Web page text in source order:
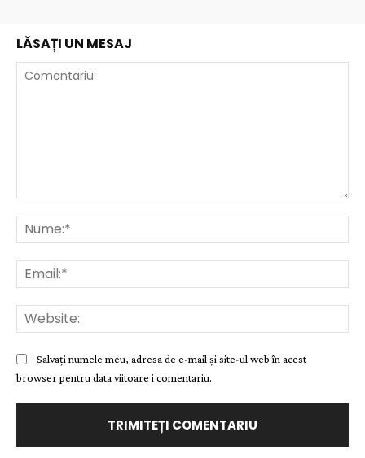
LĂSAȚI UN MESAJ
Salvați numele meu, adresa de e-mail și site-ul web în acest
browser pentru data viitoare i comentariu.